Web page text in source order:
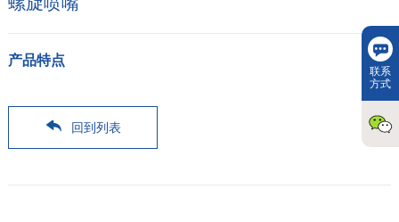
产品特点
回到列表
联系
方式